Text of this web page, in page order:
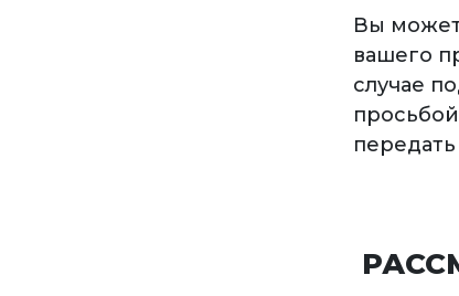
Вы
вашего
случае